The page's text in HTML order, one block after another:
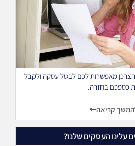
מאפשרות לכם לבטל עסקה ולקבל
כספכם בחזרה.
קריאה
עלינו העסקים שלנו?